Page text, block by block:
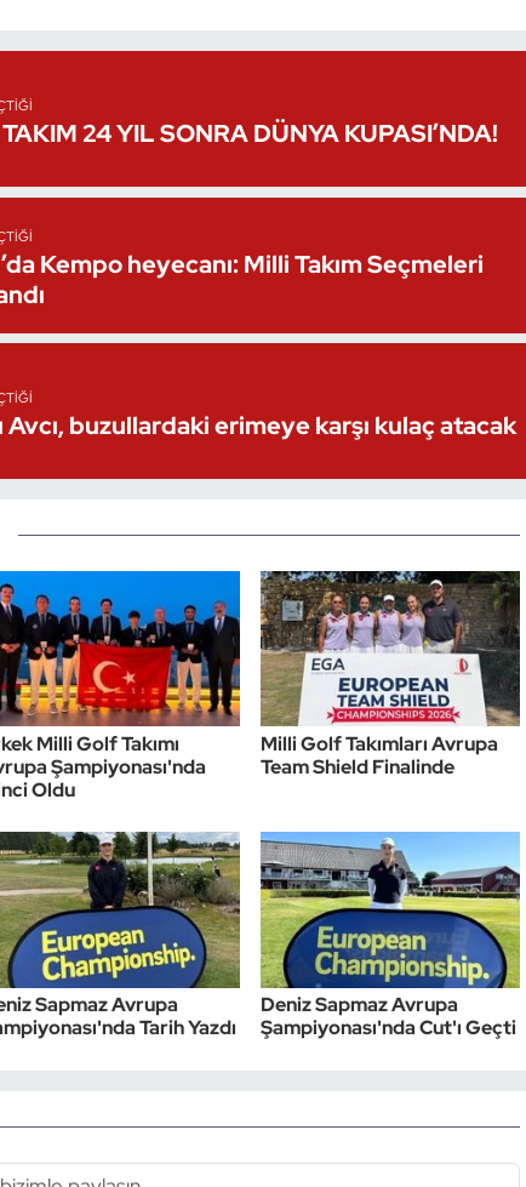
24 YIL SONRA DÜNYA KUPASI’NDA!
Kempo heyecanı: Milli Takım Seçmeleri
buzullardaki erimeye karşı kulaç atacak
Milli Golf Takımı
Şampiyonası'nda
Oldu
Milli Golf Takımları Avrupa
Team Shield Finalinde
Sapmaz Avrupa
Tarih Yazdı
Deniz Sapmaz Avrupa
Şampiyonası'nda Cut'ı Geçti